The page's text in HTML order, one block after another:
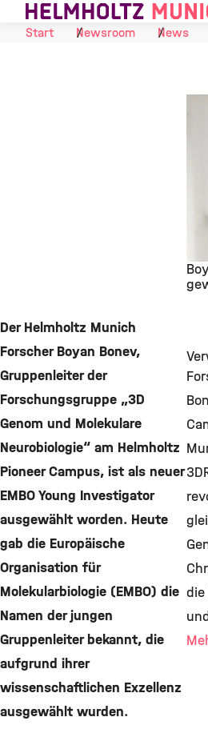
Skip to Content
Start
Newsroom News
Der Helmholtz Munich
Forscher Boyan Bonev,
Gruppenleiter der
Forschungsgruppe „3D
Genom und Molekulare
Neurobiologie“ am Helmholtz
Pioneer Campus, ist als neuer
EMBO Young Investigator
ausgewählt worden. Heute
gab die Europäische
Organisation für
Molekularbiologie (EMBO) die
Namen der jungen
Gruppenleiter bekannt, die
aufgrund ihrer
wissenschaftlichen Exzellenz
ausgewählt wurden.
die